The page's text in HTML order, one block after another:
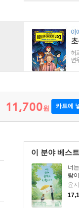
11,700원 카트에
이 분야 베스
너
람
윤